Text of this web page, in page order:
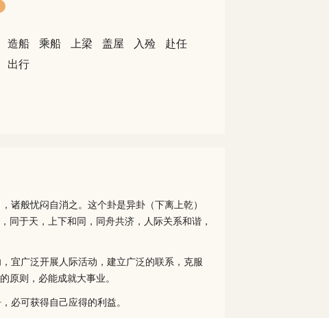
造船 乘船 上梁 盖屋 入殓
赴任
出行
诸般忧闷自消之。这个卦是异卦（下离上乾）
同于天，上下和同，同舟共济，人际关系和谐，
宜广泛开展人际活动，建立广泛的联系，克服
原则，必能成就大事业。
必可获得自己应得的利益。